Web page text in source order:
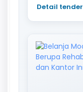
Detail tender